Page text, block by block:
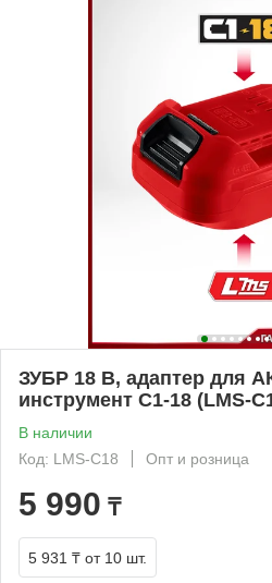
ЗУБР 18 В, адаптер для
инструмент С1-18 (LMS-
В наличии
Код: LMS-C18
Опт и розница
5 990 ₸
5 931 ₸ от 10 шт.